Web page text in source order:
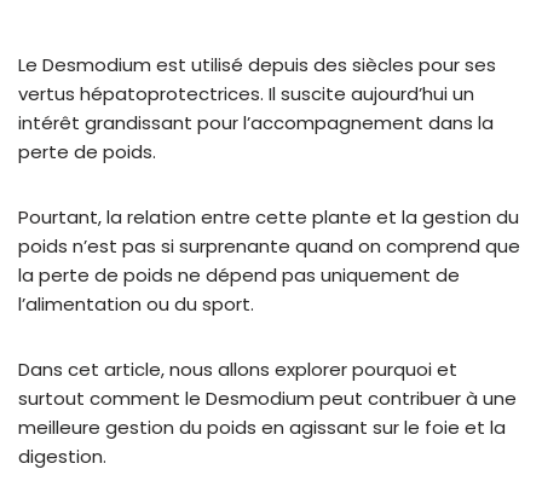
Le Desmodium est utilisé depuis des siècles pour ses
vertus hépatoprotectrices. Il suscite aujourd’hui un
intérêt grandissant pour l’accompagnement dans la
perte de poids.
Pourtant, la relation entre cette plante et la gestion du
poids n’est pas si surprenante quand on comprend que
la perte de poids ne dépend pas uniquement de
l’alimentation ou du sport.
Dans cet article, nous allons explorer pourquoi et
surtout comment le Desmodium peut contribuer à une
meilleure gestion du poids en agissant sur le foie et la
digestion.